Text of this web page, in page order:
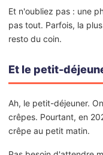
Et n'oubliez pas : une
pas tout. Parfois, la
resto du coin.
Et le petit-
Ah, le petit-déjeuner.
crêpes. Pourtant, en
crêpe au petit matin.